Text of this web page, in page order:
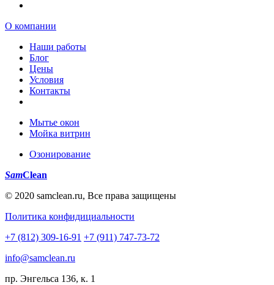
О компании
Наши работы
Блог
Цены
Условия
Контакты
Мытье окон
Мойка витрин
Озонирование
SamClean
© 2020 samclean.ru, Все права защищены
Политика конфидициальности
+7 (812) 309-16-91 +7 (911) 747-73-72
info@samclean.ru
пр. Энгельса 136, к. 1